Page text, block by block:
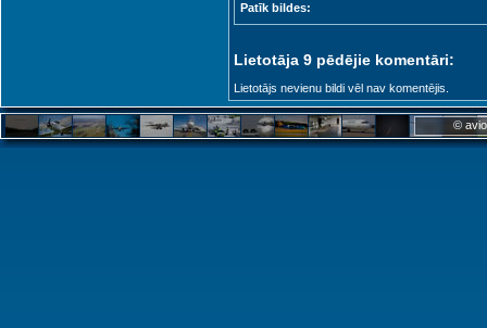
Patīk bildes:
Lietotāja 9 pēdējie komentāri:
Lietotājs nevienu bildi vēl nav komentējis.
©